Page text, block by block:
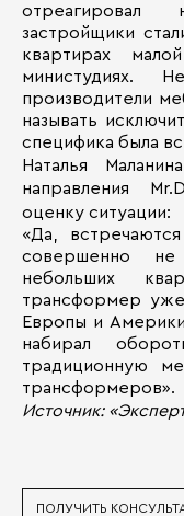
отреагировал
застройщики
квартирах
производители
называть
специфика была
Наталья
направления
оценку ситуации:
«Да,
совершенно
небольших
трансформер
Европы и
набирал
традиционную
трансформеров».
Источник:
ПОЛУЧИТЬ